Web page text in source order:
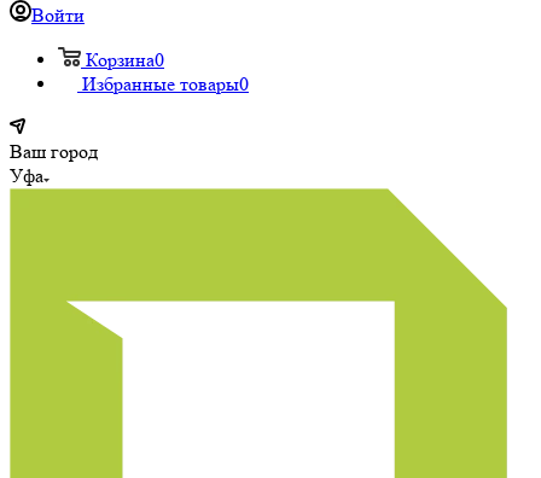
Войти
Корзина0
Избранные товары0
Ваш город
Уфа